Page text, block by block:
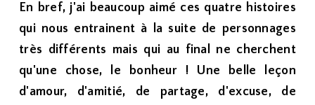
En bref, j'ai beaucoup aimé ces quatre histoires
qui nous entrainent à la suite de personnages
très différents mais qui au final ne cherchent
qu'une chose, le bonheur ! Une belle leçon
d'amour, d'amitié, de partage, d'excuse, de